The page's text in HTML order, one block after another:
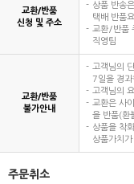
교환/반품
신청 및 주소
상품 반송
택배 반품
교환/반품
직영팀
교환/반품
불가안내
고객님의
7일을 경
고객님의
교환은 사
을 반품(환
상품을 착
상품가치
주문취소